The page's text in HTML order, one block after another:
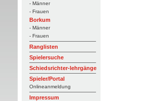
- Männer
- Frauen
Borkum
- Männer
- Frauen
Ranglisten
Spielersuche
Schiedsrichter-lehrgänge
Spieler/Portal
Onlineanmeldung
Impressum